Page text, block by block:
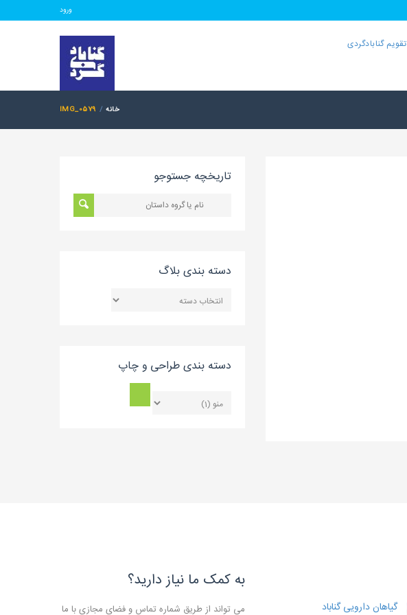
ورود
تقویم گنابادگردی
خانه IMG_0579
تاریخچه جستوجو
دسته بندی بلاگ
بندی
دسته بندی طراحی و چاپ
گیاهان دارویی گناباد
به کمک ما نیاز دارید؟
می تواند از طریق شماره تماس و فضای مجازی با ما